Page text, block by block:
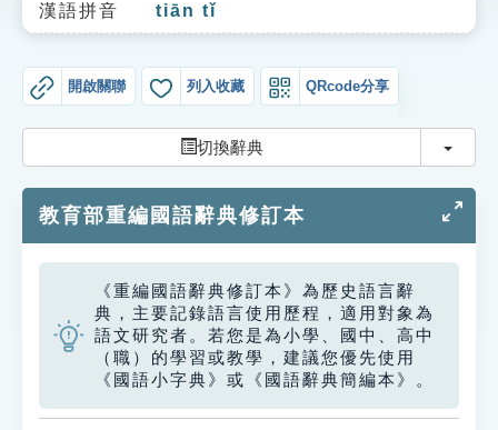
生字詞彙表
成語故事
索引選單
單字索引
生命大百科索引
遊戲專區
教學應用
漢語拼音 tiān tǐ
開啟關聯 列入收藏 QRcode分享
切換辭典 切換
教育部重編國語辭典修訂本
《重編國語辭典修訂本》為歷史語言辭
典，主要記錄語言使用歷程，適用對象為
語文研究者。若您是為小學、國中、高中
（職）的學習或教學，建議您優先使用
《國語小字典》或《國語辭典簡編本》。